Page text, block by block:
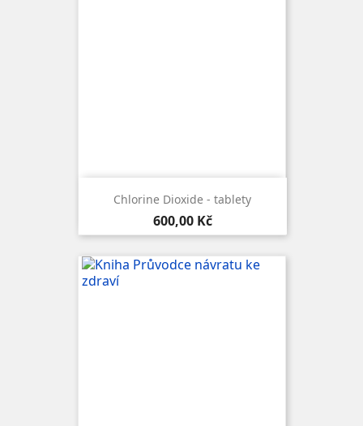
Chlorine Dioxide - tablety
Cena
600,00 Kč